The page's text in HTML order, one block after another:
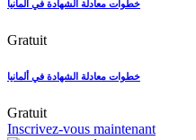
خطوات معادلة الشهادة في ألمانيا
Gratuit
خطوات معادلة الشهادة في ألمانيا
Gratuit
Inscrivez-vous maintenant